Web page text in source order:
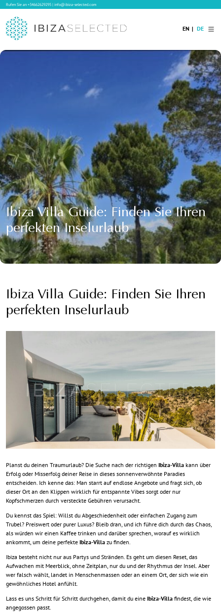
Rufen Sie an+34662629295|info@ibiza-selected.com
Verkauf
Blog
Services
Kontakt
EN DE
Ibiza Villa Guide: Finden Sie Ihren
perfekten Inselurlaub
Ibiza Villa Guide: Finden Sie Ihren
perfekten Inselurlaub
Planst du deinen Traumurlaub? Die Suche nach der richtigen Ibiza-Villa kann über
Erfolg oder Misserfolg deiner Reise in dieses sonnenverwöhnte Paradies
entscheiden. Ich kenne das: Man starrt auf endlose Angebote und fragt sich, ob
dieser Ort an den Klippen wirklich für entspannte Vibes sorgt oder nur
Kopfschmerzen durch versteckte Gebühren verursacht.
Du kennst das Spiel: Willst du Abgeschiedenheit oder einfachen Zugang zum
Trubel? Preiswert oder purer Luxus? Bleib dran, und ich führe dich durch das Chaos,
als würden wir einen Kaffee trinken und darüber sprechen, worauf es wirklich
ankommt, um deine perfekte Ibiza-Villa zu finden.
Ibiza besteht nicht nur aus Partys und Stränden. Es geht um diesen Reset, das
Aufwachen mit Meerblick, ohne Zeitplan, nur du und der Rhythmus der Insel. Aber
wer falsch wählt, landet in Menschenmassen oder an einem Ort, der sich wie ein
gewöhnliches Hotel anfühlt.
Lass es uns Schritt für Schritt durchgehen, damit du eine Ibiza-Villa findest, die wie
angegossen passt.